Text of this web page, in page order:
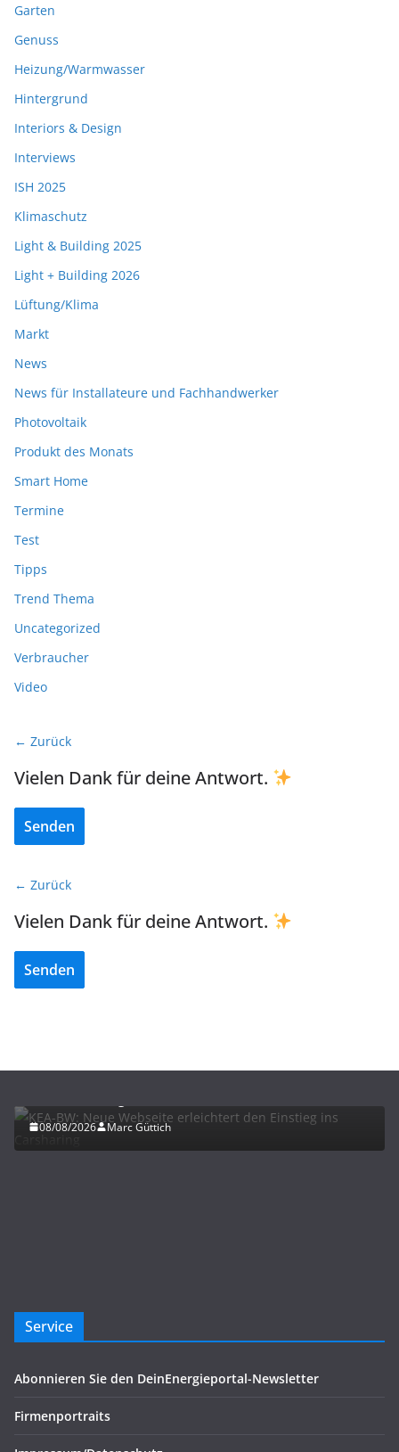
Garten
Genuss
Heizung/Warmwasser
Hintergrund
Interiors & Design
Interviews
ISH 2025
Klimaschutz
Light & Building 2025
Light + Building 2026
Lüftung/Klima
Markt
News
News für Installateure und Fachhandwerker
Photovoltaik
Produkt des Monats
Smart Home
Termine
Test
Tipps
Trend Thema
Uncategorized
Verbraucher
Video
← Zurück
Vielen Dank für deine Antwort.
Senden
← Zurück
Vielen Dank für deine Antwort.
Senden
08/08/2026 Marc Güttich
Service
Abonnieren Sie den DeinEnergieportal-Newsletter
Firmenportraits